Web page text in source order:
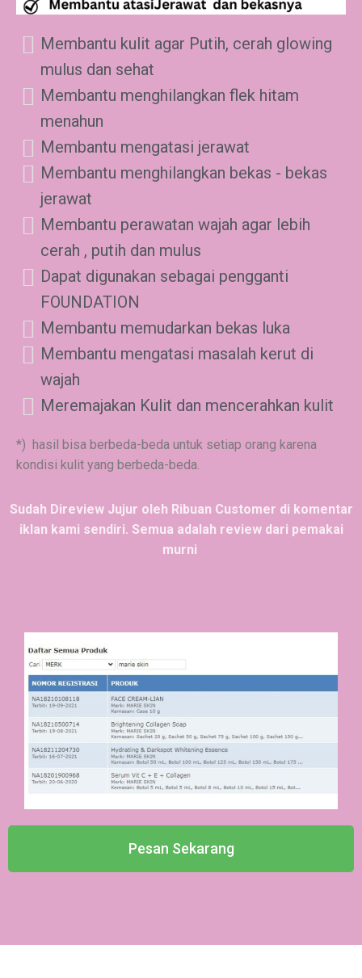
Membantu kulit agar Putih, cerah glowing
mulus dan sehat
Membantu menghilangkan flek hitam
menahun
Membantu mengatasi jerawat
Membantu menghilangkan bekas - bekas
jerawat
Membantu perawatan wajah agar lebih
cerah , putih dan mulus
Dapat digunakan sebagai pengganti
FOUNDATION
Membantu memudarkan bekas luka
Membantu mengatasi masalah kerut di
wajah
Meremajakan Kulit dan mencerahkan kulit
*) hasil bisa berbeda-beda untuk setiap orang karena
kondisi kulit yang berbeda-beda.
Sudah Direview Jujur oleh Ribuan Customer di komentar
iklan kami sendiri. Semua adalah review dari pemakai
murni
Pesan Sekarang